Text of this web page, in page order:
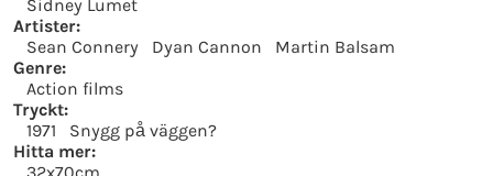
Sidney Lumet
Artister:
Sean Connery
Dyan Cannon
Martin Balsam
Genre:
Action films
Tryckt:
1971
Snygg på väggen?
Hitta mer: